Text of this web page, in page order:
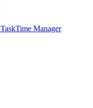
TaskTime Manager